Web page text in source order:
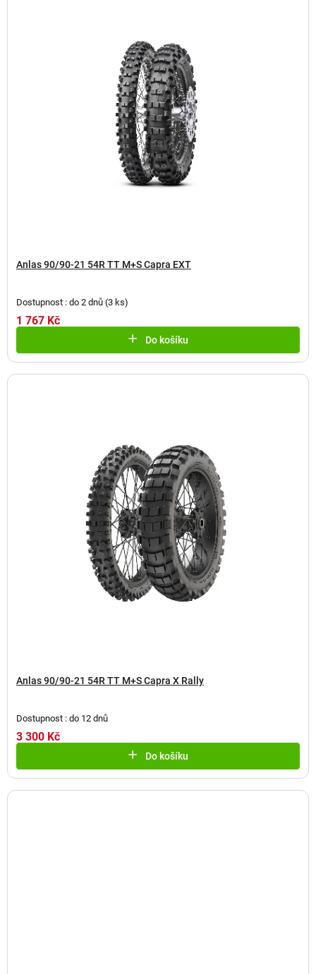
Anlas 90/90-21 54R TT M+S Capra EXT
Dostupnost : do 2 dnů (3 ks)
1 767 Kč
Do košíku
Anlas 90/90-21 54R TT M+S Capra X Rally
Dostupnost : do 12 dnů
3 300 Kč
Do košíku